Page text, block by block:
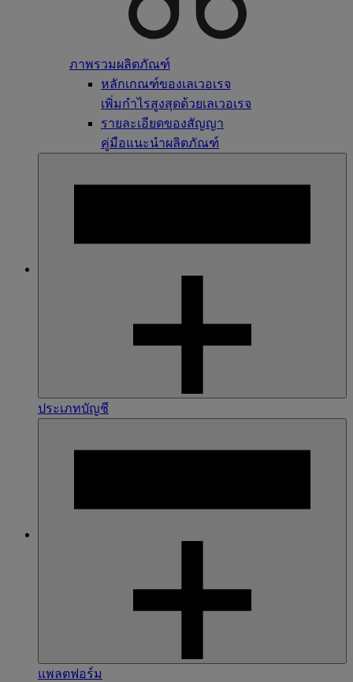
ภาพรวมผลิตภัณฑ์
หลักเกณฑ์ของเลเวอเรจ
เพิ่มกำไรสูงสุดด้วยเลเวอเรจ
รายละเอียดของสัญญา
คู่มือแนะนำผลิตภัณฑ์
ประเภทบัญชี
แพลตฟอร์ม